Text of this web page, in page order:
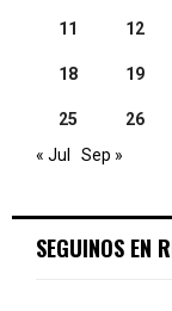
11 12
18 19
25 26
« Jul
Sep »
SEGUINOS EN